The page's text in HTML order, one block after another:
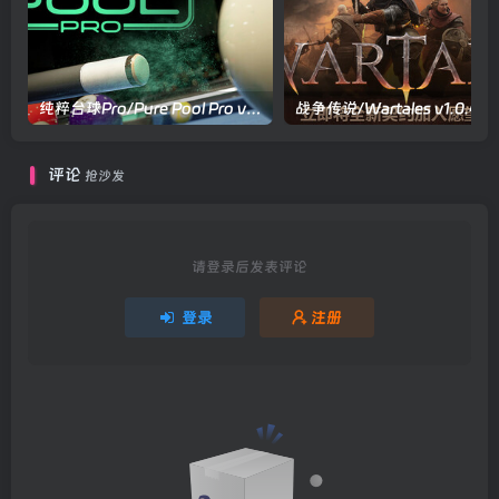
纯粹台球Pro/Pure Pool Pro v20260521|体育竞速|容量14.8GB|官方中文版
评论 抢沙发
请登录后发表评论
登录 注册